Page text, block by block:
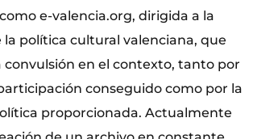
e-valencia.org, dirigida a la
la política cultural valenciana, que
convulsión en el contexto, tanto por
conseguido como por la
proporcionada. Actualmente